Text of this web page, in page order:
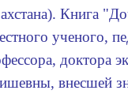
Книга
ученого,
доктора
внесшей